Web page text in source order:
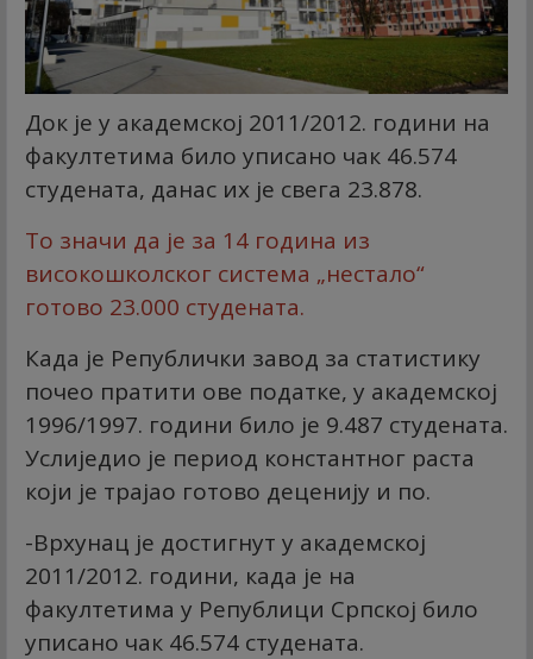
Док је у академској 2011/2012. години на
факултетима било уписано чак 46.574
студената, данас их је свега 23.878.
То значи да је за 14 година из
високошколског система „нестало“
готово 23.000 студената.
Када је Републички завод за статистику
почео пратити ове податке, у академској
1996/1997. години било је 9.487 студената.
Услиједио је период константног раста
који је трајао готово деценију и по.
-Врхунац је достигнут у академској
2011/2012. години, када је на
факултетима у Републици Српској било
уписано чак 46.574 студената.